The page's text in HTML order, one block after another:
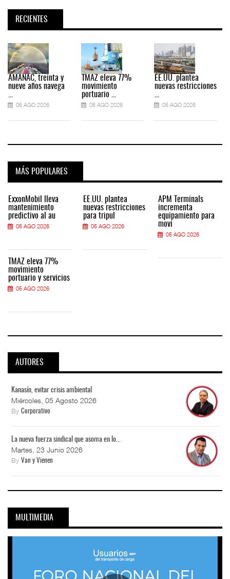
RECIENTES
AMANAC, treinta y
nueve años navega
...
05 AGO 2026
TMAZ eleva 77%
movimiento
portuario ...
05 AGO 2026
EE.UU. plantea
nuevas restricciones
...
05 AGO 2026
MÁS POPULARES
ExxonMobil lleva
mantenimiento
predictivo al au
05 AGO 2026
TMAZ eleva 77%
movimiento
portuario y servicios
05 AGO 2026
EE.UU. plantea
nuevas restricciones
para tripul
05 AGO 2026
APM Terminals
incrementa
equipamiento para
movi
05 AGO 2026
AUTORES
Kanasín, evitar crisis ambiental
Miércoles, 05 Agosto 2026
By Corporativo
La nueva fuerza sindical que asoma en lo...
Martes, 23 Junio 2026
By Van y Vienen
MULTIMEDIA